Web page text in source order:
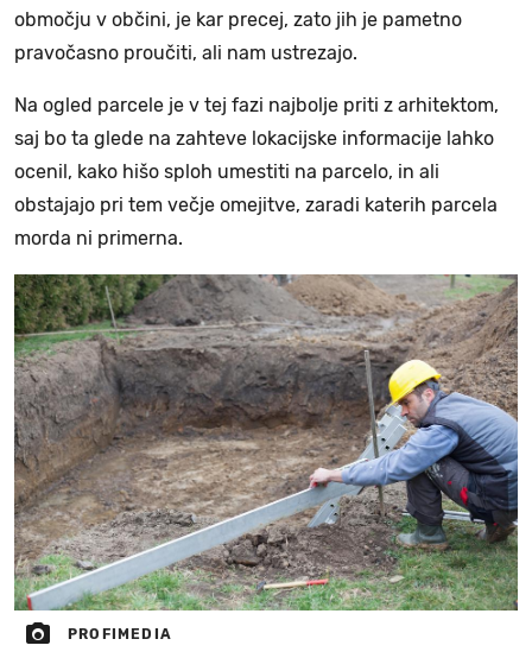
območju v občini, je kar precej, zato jih je pametno
pravočasno proučiti, ali nam ustrezajo.
Na ogled parcele je v tej fazi najbolje priti z arhitektom,
saj bo ta glede na zahteve lokacijske informacije lahko
ocenil, kako hišo sploh umestiti na parcelo, in ali
obstajajo pri tem večje omejitve, zaradi katerih parcela
morda ni primerna.
PROFIMEDIA